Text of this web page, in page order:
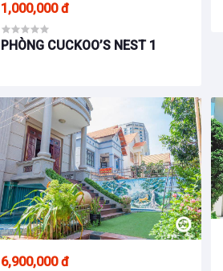
1,000,000 đ
PHÒNG CUCKOO’S NEST 1
6,900,000 đ